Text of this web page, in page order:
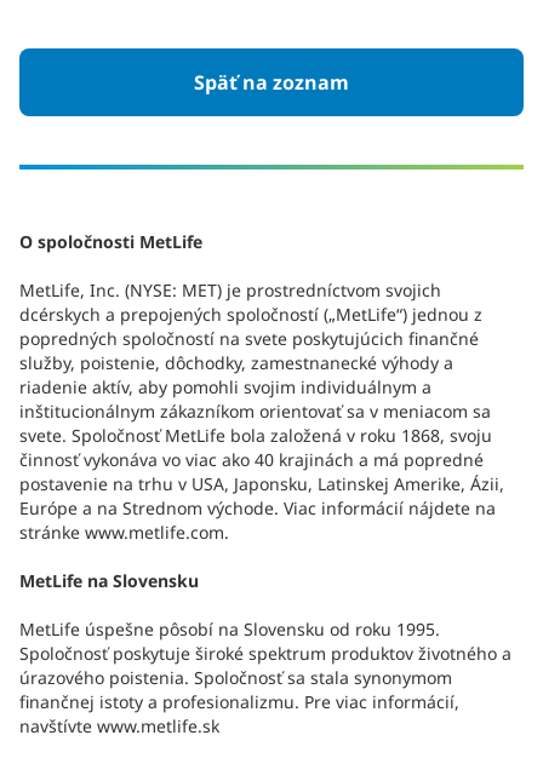
Späť na zoznam
O spoločnosti MetLife
MetLife, Inc. (NYSE: MET) je prostredníctvom svojich
dcérskych a prepojených spoločností („MetLife“) jednou z
popredných spoločností na svete poskytujúcich finančné
služby, poistenie, dôchodky, zamestnanecké výhody a
riadenie aktív, aby pomohli svojim individuálnym a
inštitucionálnym zákazníkom orientovať sa v meniacom sa
svete. Spoločnosť MetLife bola založená v roku 1868, svoju
činnosť vykonáva vo viac ako 40 krajinách a má popredné
postavenie na trhu v USA, Japonsku, Latinskej Amerike, Ázii,
Európe a na Strednom východe. Viac informácií nájdete na
stránke www.metlife.com.
MetLife na Slovensku
MetLife úspešne pôsobí na Slovensku od roku 1995.
Spoločnosť poskytuje široké spektrum produktov životného a
úrazového poistenia. Spoločnosť sa stala synonymom
finančnej istoty a profesionalizmu. Pre viac informácií,
navštívte www.metlife.sk